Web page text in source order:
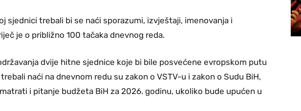
sjednici trebali bi se naći sporazumi, izvještaji, imenovanja i
je o približno 100 tačaka dnevnog reda.
dvije hitne sjednice koje bi bile posvećene evropskom putu
naći na dnevnom redu su zakon o VSTV-u i zakon o Sudu BiH,
i pitanje budžeta BiH za 2026. godinu, ukoliko bude upućen u